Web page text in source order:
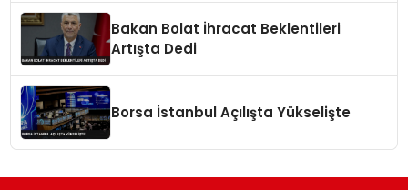
Bakan Bolat İhracat Beklentileri
Artışta Dedi
Borsa İstanbul Açılışta Yükselişte